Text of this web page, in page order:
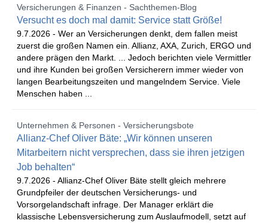
Versicherungen & Finanzen - Sachthemen-Blog
Versucht es doch mal damit: Service statt Größe!
9.7.2026 - Wer an Versicherungen denkt, dem fallen meist
zuerst die großen Namen ein. Allianz, AXA, Zurich, ERGO und
andere prägen den Markt. ... Jedoch berichten viele Vermittler
und ihre Kunden bei großen Versicherern immer wieder von
langen Bearbeitungszeiten und mangelndem Service. Viele
Menschen haben ...
Unternehmen & Personen - Versicherungsbote
Allianz-Chef Oliver Bäte: „Wir können unseren
Mitarbeitern nicht versprechen, dass sie ihren jetzigen
Job behalten“
9.7.2026 - Allianz-Chef Oliver Bäte stellt gleich mehrere
Grundpfeiler der deutschen Versicherungs- und
Vorsorgelandschaft infrage. Der Manager erklärt die
klassische Lebensversicherung zum Auslaufmodell, setzt auf